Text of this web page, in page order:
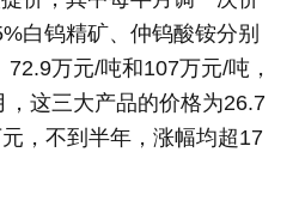
白钨精矿、仲钨酸铵分别
万元/吨和107万元/吨，
这三大产品的价格为26.7
，不到半年，涨幅均超17